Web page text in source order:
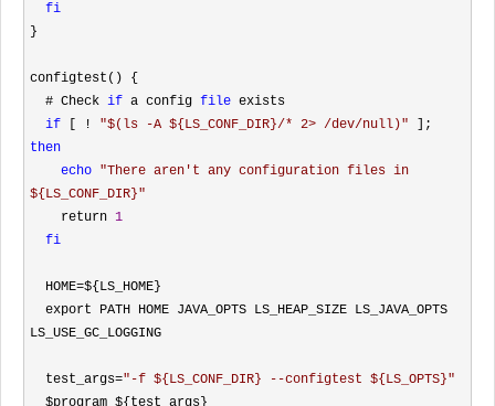
fi
}
configtest() {
  # Check
if a config file exists
if [ ! "$(ls -A ${LS_CONF_DIR}/* 2> /dev/null)"
then
echo "There aren't any configuration files in
${LS_CONF_DIR}"
    return
1
fi
  HOME
=${LS_HOME}
LS_USE_GC_LOGGING
  test_args
=" -f ${LS_CONF_DIR} --configtest ${LS_OPTS}"